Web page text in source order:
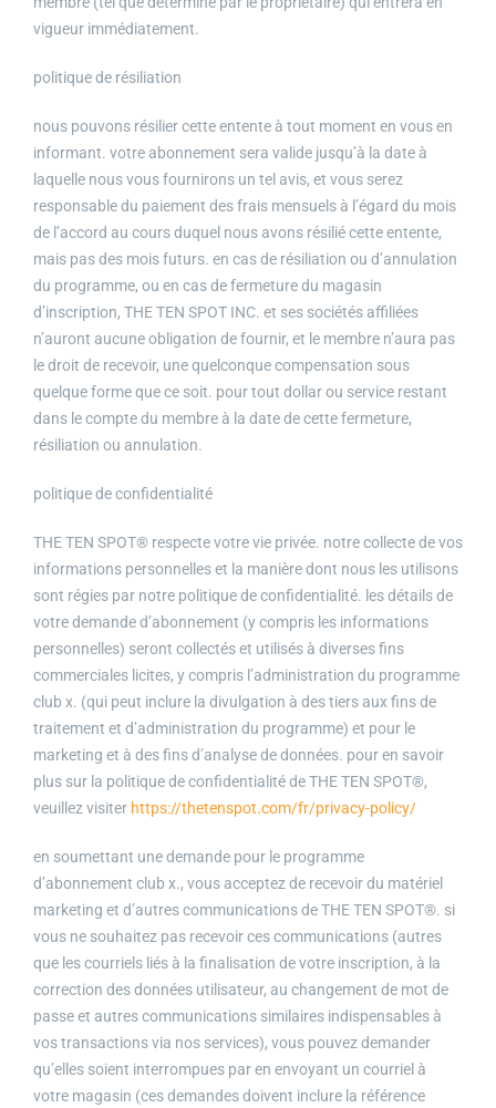
vigueur immédiatement.
politique de résiliation
nous pouvons résilier cette entente à tout moment en vous en
informant. votre abonnement sera valide jusqu’à la date à
laquelle nous vous fournirons un tel avis, et vous serez
responsable du paiement des frais mensuels à l’égard du mois
de l’accord au cours duquel nous avons résilié cette entente,
mais pas des mois futurs. en cas de résiliation ou d’annulation
du programme, ou en cas de fermeture du magasin
d’inscription, THE TEN SPOT INC. et ses sociétés affiliées
n’auront aucune obligation de fournir, et le membre n’aura pas
le droit de recevoir, une quelconque compensation sous
quelque forme que ce soit. pour tout dollar ou service restant
dans le compte du membre à la date de cette fermeture,
résiliation ou annulation.
politique de confidentialité
THE TEN SPOT® respecte votre vie privée. notre collecte de vos
informations personnelles et la manière dont nous les utilisons
sont régies par notre politique de confidentialité. les détails de
votre demande d’abonnement (y compris les informations
personnelles) seront collectés et utilisés à diverses fins
commerciales licites, y compris l’administration du programme
club x. (qui peut inclure la divulgation à des tiers aux fins de
traitement et d’administration du programme) et pour le
marketing et à des fins d’analyse de données. pour en savoir
plus sur la politique de confidentialité de THE TEN SPOT®,
veuillez visiter https://thetenspot.com/fr/privacy-policy/
en soumettant une demande pour le programme
d’abonnement club x., vous acceptez de recevoir du matériel
marketing et d’autres communications de THE TEN SPOT®. si
vous ne souhaitez pas recevoir ces communications (autres
que les courriels liés à la finalisation de votre inscription, à la
correction des données utilisateur, au changement de mot de
passe et autres communications similaires indispensables à
vos transactions via nos services), vous pouvez demander
qu’elles soient interrompues par en envoyant un courriel à
votre magasin (ces demandes doivent inclure la référence